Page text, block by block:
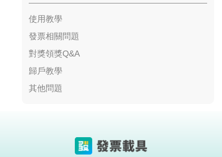
使用教學
發票相關問題
對獎領獎Q&A
歸戶教學
其他問題